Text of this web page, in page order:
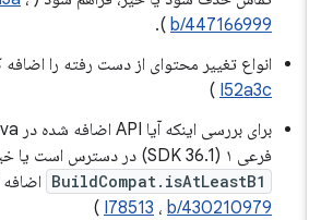
b/447166999
).
انواع تغییر محتوای از دست رفته را اضافه
I52a3c
)
فرعی ۱ (SDK 36.1) در دسترس است یا خیر
BuildCompat.isAtLeastB1 اضافه
I78513،b/430210979
)